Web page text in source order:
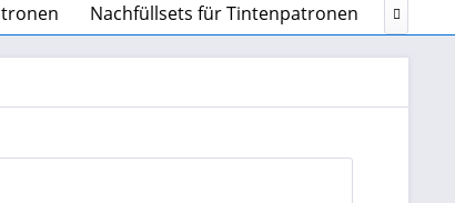
Nachfüllsets für Tintenpatronen 